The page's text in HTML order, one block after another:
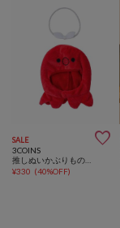
SALE 
3COINS
¥330 (40%OFF)